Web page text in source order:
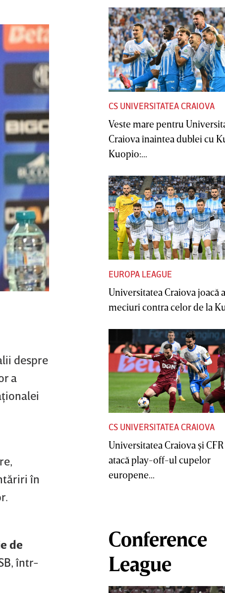
despre
a
în
de
într-
CS UNIVERSITATEA CRAIOVA
Veste mare pentru
Craiova înaintea dublei cu
Kuopio:...
EUROPA LEAGUE
Universitatea Craiova joacă
meciuri contra celor de la
CS UNIVERSITATEA CRAIOVA
Universitatea Craiova şi
atacă play-off-ul cupelor
europene...
Conference
League